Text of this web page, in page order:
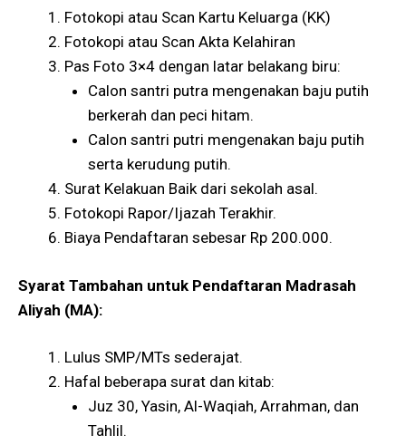
Fotokopi atau Scan Kartu Keluarga (KK)
Fotokopi atau Scan Akta Kelahiran
Pas Foto 3×4 dengan latar belakang biru:
Calon santri putra mengenakan baju putih
berkerah dan peci hitam.
Calon santri putri mengenakan baju putih
serta kerudung putih.
Surat Kelakuan Baik dari sekolah asal.
Fotokopi Rapor/Ijazah Terakhir.
Biaya Pendaftaran sebesar Rp 200.000.
Syarat Tambahan untuk Pendaftaran Madrasah
Aliyah (MA):
Lulus SMP/MTs sederajat.
Hafal beberapa surat dan kitab:
Juz 30, Yasin, Al-Waqiah, Arrahman, dan
Tahlil.